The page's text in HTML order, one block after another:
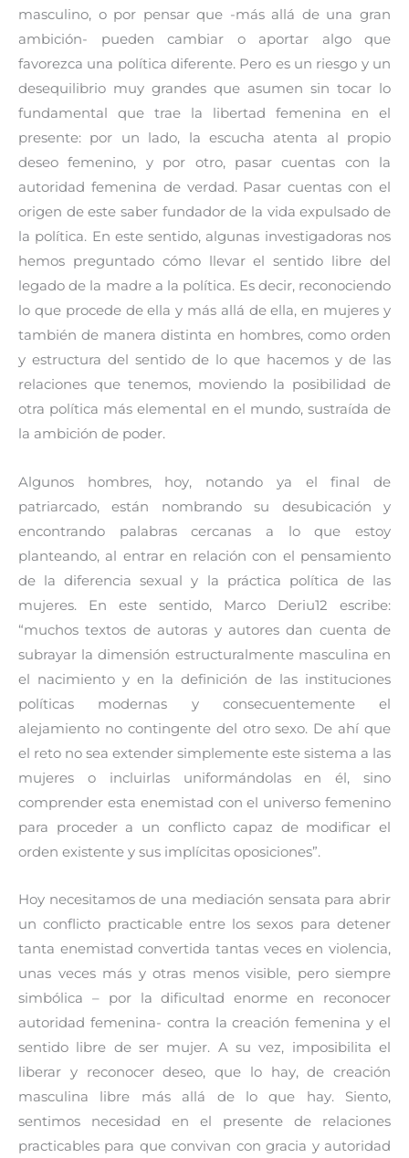
masculino, o por pensar que -más allá de una gran
ambición- pueden cambiar o aportar algo que
favorezca una política diferente. Pero es un riesgo y un
desequilibrio muy grandes que asumen sin tocar lo
fundamental que trae la libertad femenina en el
presente: por un lado, la escucha atenta al propio
deseo femenino, y por otro, pasar cuentas con la
autoridad femenina de verdad. Pasar cuentas con el
origen de este saber fundador de la vida expulsado de
la política. En este sentido, algunas investigadoras nos
hemos preguntado cómo llevar el sentido libre del
legado de la madre a la política. Es decir, reconociendo
lo que procede de ella y más allá de ella, en mujeres y
también de manera distinta en hombres, como orden
y estructura del sentido de lo que hacemos y de las
relaciones que tenemos, moviendo la posibilidad de
otra política más elemental en el mundo, sustraída de
la ambición de poder.
Algunos hombres, hoy, notando ya el final de
patriarcado, están nombrando su desubicación y
encontrando palabras cercanas a lo que estoy
planteando, al entrar en relación con el pensamiento
de la diferencia sexual y la práctica política de las
mujeres. En este sentido, Marco Deriu12 escribe:
“muchos textos de autoras y autores dan cuenta de
subrayar la dimensión estructuralmente masculina en
el nacimiento y en la definición de las instituciones
políticas modernas y consecuentemente el
alejamiento no contingente del otro sexo. De ahí que
el reto no sea extender simplemente este sistema a las
mujeres o incluirlas uniformándolas en él, sino
comprender esta enemistad con el universo femenino
para proceder a un conflicto capaz de modificar el
orden existente y sus implícitas oposiciones”.
Hoy necesitamos de una mediación sensata para abrir
un conflicto practicable entre los sexos para detener
tanta enemistad convertida tantas veces en violencia,
unas veces más y otras menos visible, pero siempre
simbólica – por la dificultad enorme en reconocer
autoridad femenina- contra la creación femenina y el
sentido libre de ser mujer. A su vez, imposibilita el
liberar y reconocer deseo, que lo hay, de creación
masculina libre más allá de lo que hay. Siento,
sentimos necesidad en el presente de relaciones
practicables para que convivan con gracia y autoridad